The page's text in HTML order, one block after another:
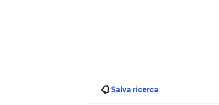
Salva ricerca